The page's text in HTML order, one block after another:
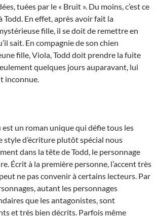
tuées par le « Bruit ». Du moins, c’est ce
Todd. En effet, après avoir fait la
fille, il se doit de remettre en
sait. En compagnie de son chien
fille, Viola, Todd doit prendre la fuite
quelques jours auparavant, lui
inconnue.
est un roman unique qui défie tous les
style d’écriture plutôt spécial nous
dans la tête de Todd, le personnage
Écrit à la première personne, l’accent très
ne pas convenir à certains lecteurs. Par
autant les personnages
que les antagonistes, sont
et très bien décrits. Parfois même